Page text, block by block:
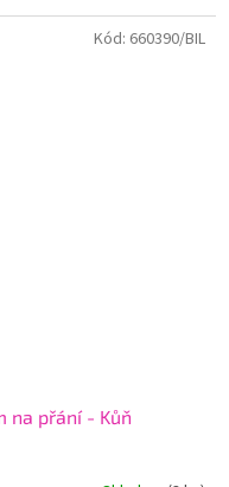
na přání - Kůň
Kód: 660390/BIL